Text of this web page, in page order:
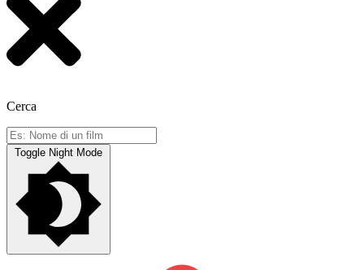
Cerca
Toggle Night Mode